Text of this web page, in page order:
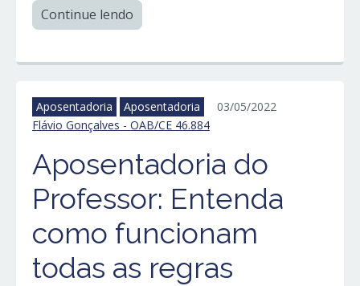
Continue lendo
Aposentadoria Aposentadoria
03/05/2022
Flávio Gonçalves - OAB/CE 46.884
Aposentadoria do
Professor: Entenda
como funcionam
todas as regras